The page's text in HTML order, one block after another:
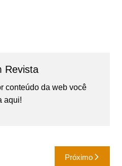
Revista
conteúdo da web você
aqui!
Próximo